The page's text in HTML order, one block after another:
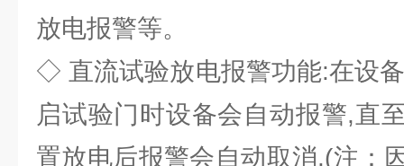
放电报警等。
◇ 直流试验放电报警功能:在设
启试验门时设备会自动报警,直
置放电后报警会自动取消.(注：